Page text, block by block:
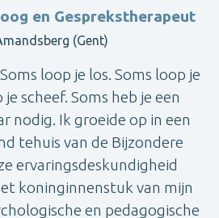
en Gesprekstherapeut
(Gent)
loop je los. Soms loop je
scheef. Soms heb je een
nodig. Ik groeide op in een
tehuis van de Bijzondere
ervaringsdeskundigheid
koninginnenstuk van mijn
en pedagogische